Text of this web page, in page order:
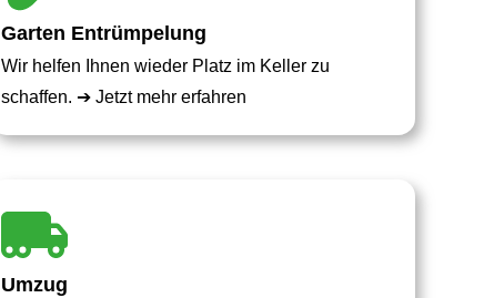
Garten Entrümpelung
Wir helfen Ihnen wieder Platz im Keller zu
schaffen. ➔ Jetzt mehr erfahren
Umzug